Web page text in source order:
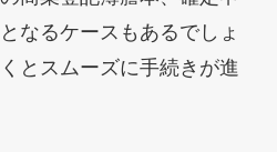
なるケースもあるでしょ
とスムーズに手続きが進